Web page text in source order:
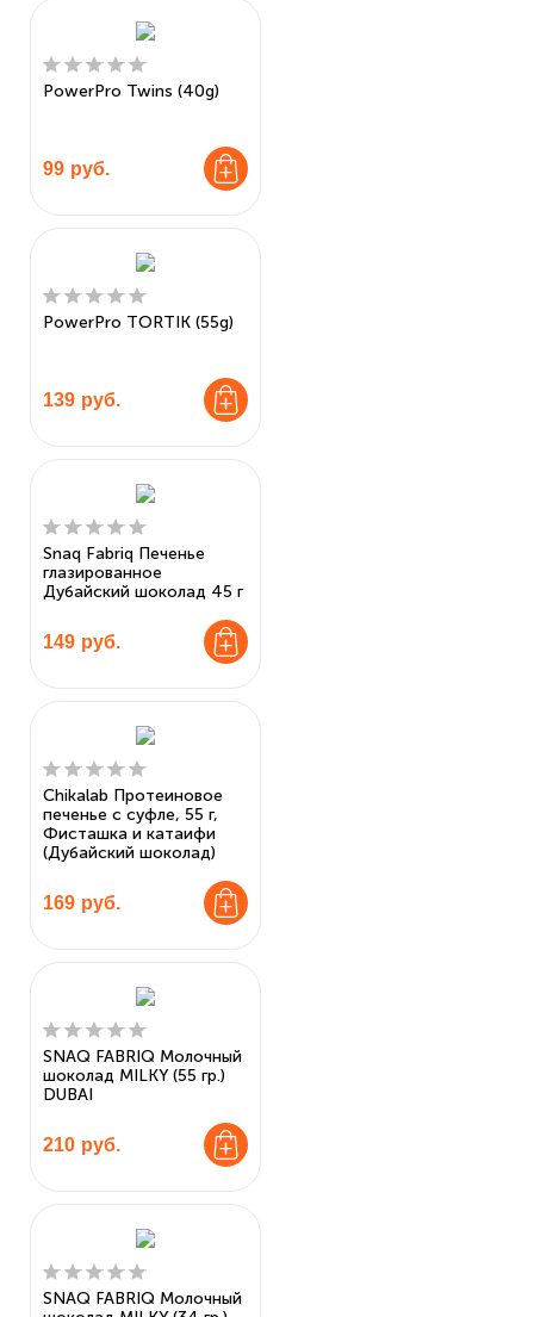
PowerPro Twins (40g)
99 руб.
PowerPro TORTIK (55g)
139 руб.
Snaq Fabriq Печенье
глазированное
Дубайский шоколад 45 г
149 руб.
Chikalab Протеиновое
печенье с суфле, 55 г,
Фисташка и катаифи
(Дубайский шоколад)
169 руб.
SNAQ FABRIQ Молочный
шоколад MILKY (55 гр.)
DUBAI
210 руб.
SNAQ FABRIQ Молочный